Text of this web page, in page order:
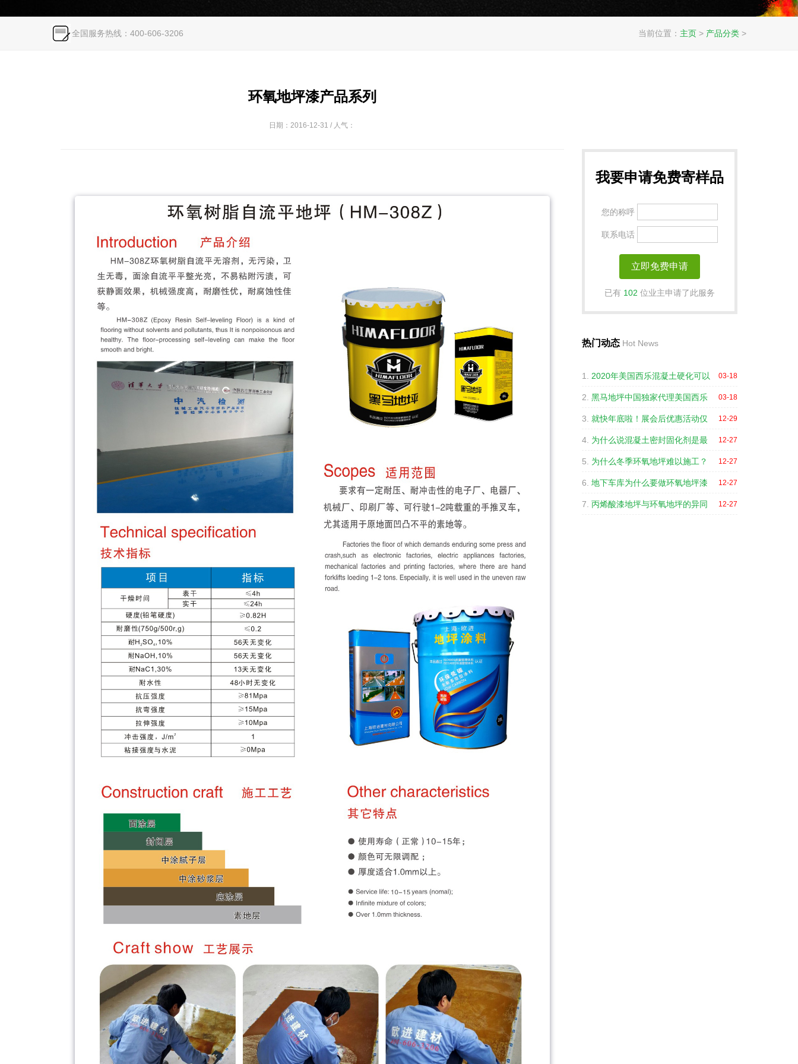
全国服务热线：400-606-3206 当前位置： 主页 > 产品分类 >
环氧地坪漆产品系列
日期：2016-12-31 / 人气：
我要申请免费寄样品
您的称呼
联系电话
已有 102 位业主申请了此服务
热门动态 Hot News
1. 2020年美国西乐混凝土硬化可以 03-18
2. 黑马地坪中国独家代理美国西乐 03-18
3. 就快年底啦！展会后优惠活动仅 12-29
4. 为什么说混凝土密封固化剂是最 12-27
5. 为什么冬季环氧地坪难以施工？ 12-27
6. 地下车库为什么要做环氧地坪漆 12-27
7. 丙烯酸漆地坪与环氧地坪的异同 12-27